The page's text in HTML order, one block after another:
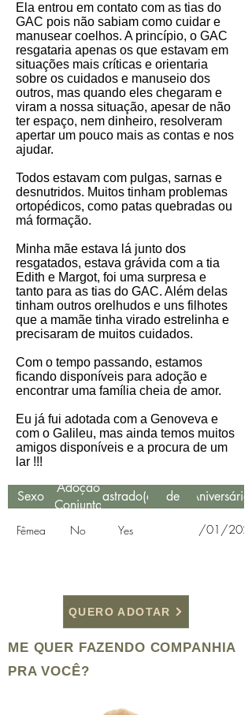
Ela entrou em contato com as tias do
GAC pois não sabiam como cuidar e
manusear coelhos. A princípio, o GAC
resgataria apenas os que estavam em
situações mais críticas e orientaria
sobre os cuidados e manuseio dos
outros, mas quando eles chegaram e
viram a nossa situação, apesar de não
ter espaço, nem dinheiro, resolveram
apertar um pouco mais as contas e nos
ajudar.
Todos estavam com pulgas, sarnas e
desnutridos. Muitos tinham problemas
ortopédicos, como patas quebradas ou
má formação.
Minha mãe estava lá junto dos
resgatados, estava grávida com a tia
Edith e Margot, foi uma surpresa e
tanto para as tias do GAC. Além delas
tinham outros orelhudos e uns filhotes
que a mamãe tinha virado estrelinha e
precisaram de muitos cuidados.
Com o tempo passando, estamos
ficando disponíveis para adoção e
encontrar uma família cheia de amor.
Eu já fui adotada com a Genoveva e
com o Galileu, mas ainda temos muitos
amigos disponíveis e a procura de um
lar !!!
Sexo
Adoção
Conjunta
Castrado(a)
de
Resgate
Aniversário
Fêmea No Yes 11/01/2021
QUERO ADOTAR
ME QUER FAZENDO COMPANHIA
PRA VOCÊ?